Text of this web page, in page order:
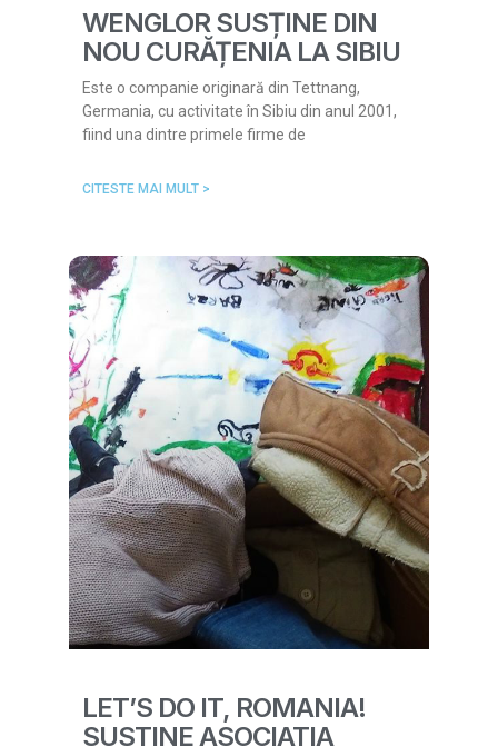
WENGLOR SUSȚINE DIN
NOU CURĂȚENIA LA SIBIU
Este o companie originară din Tettnang,
Germania, cu activitate în Sibiu din anul 2001,
fiind una dintre primele firme de
CITESTE MAI MULT >
LET’S DO IT, ROMANIA!
SUSTINE ASOCIATIA